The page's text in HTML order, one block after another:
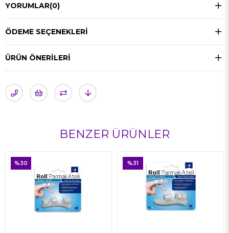
YORUMLAR(0)
ÖDEME SEÇENEKLERI
ÜRÜN ÖNERILERI
BENZER ÜRÜNLER
%33